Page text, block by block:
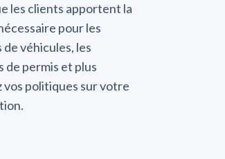
les clients apportent la
pour les
véhicules, les
permis et plus
politiques sur votre